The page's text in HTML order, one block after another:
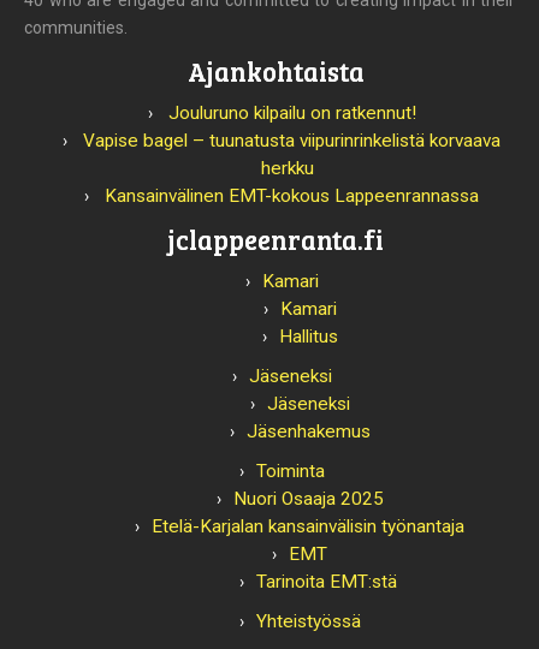
communities.
Ajankohtaista
Jouluruno kilpailu on ratkennut!
Vapise bagel – tuunatusta viipurinrinkelistä korvaava
herkku
Kansainvälinen EMT-kokous Lappeenrannassa
jclappeenranta.fi
Kamari
Kamari
Hallitus
Jäseneksi
Jäseneksi
Jäsenhakemus
Toiminta
Nuori Osaaja 2025
Etelä-Karjalan kansainvälisin työnantaja
EMT
Tarinoita EMT:stä
Yhteistyössä